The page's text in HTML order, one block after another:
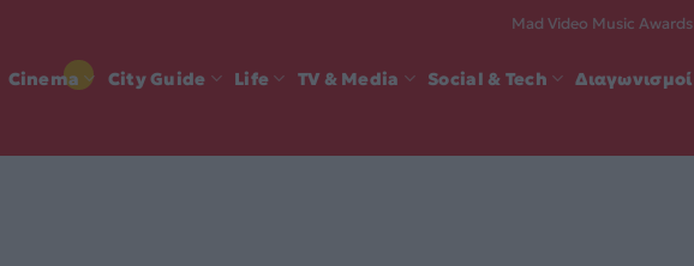
Mad Video Music Awards
Cinema City Guide Life TV & Media Social & Tech Διαγωνισμοί